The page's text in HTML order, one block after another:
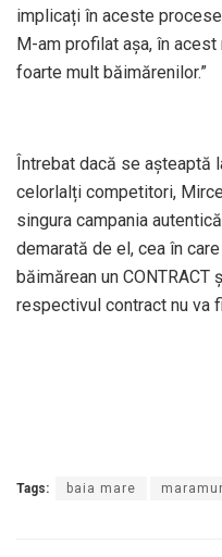
implicați în aceste
M-am profilat așa, în
foarte mult băimărenilor.”
Întrebat dacă se așteaptă
celorlalți competitori,
singura campania
demarată de el, cea în
băimărean un
respectivul contract nu va
Tags: baia mare